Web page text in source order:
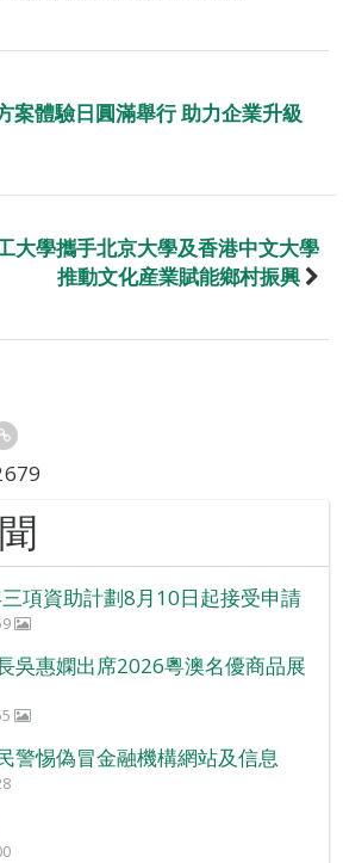
案體驗日圓滿舉行 助力企業升級
大學攜手北京大學及香港中文大學
推動文化産業賦能鄉村振興
項資助計劃8月10日起接受申請
吳惠嫻出席2026粵澳名優商品展
警惕偽冒金融機構網站及信息